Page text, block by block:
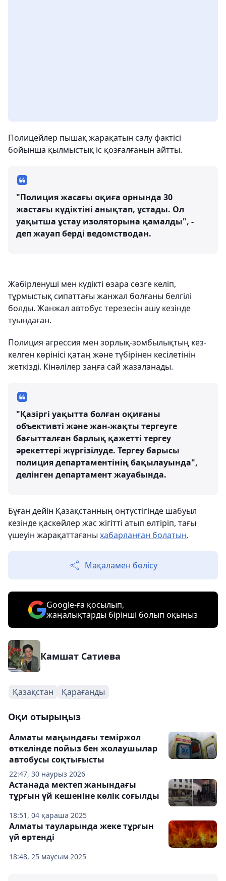
Полицейлер пышақ жарақатын салу фактісі
бойынша қылмыстық іс қозғалғанын айтты.
"Полиция жасағы оқиға орнында 30
жастағы күдіктіні анықтап, ұстады. Ол
уақытша ұстау изоляторына қамалды", -
деп жауап берді ведомстводан.
Жәбірленуші мен күдікті өзара сөзге келіп,
тұрмыстық сипаттағы жанжал болғаны белгілі
болды. Жанжал автобус терезесін ашу кезінде
туындаған.
Полиция агрессия мен зорлық-зомбылықтың кез-
келген көрінісі қатаң және түбірінен кесілетінін
жеткізді. Кінәлілер заңға сай жазаланады.
"Қазіргі уақытта болған оқиғаны
объективті және жан-жақты тергеуге
бағытталған барлық қажетті тергеу
әрекеттері жүргізілуде. Тергеу барысы
полиция департаментінің бақылауында",
делінген департамент жауабында.
Бұған дейін Қазақстанның оңтүстігінде шабуыл
кезінде қаскөйлер жас жігітті атып өлтіріп, тағы
үшеуін жарақаттағаны хабарланған болатын.
Мақаламен бөлісу
Google-ға қосылып,
жаңалықтарды бірінші болып оқыңыз
Камшат Сатиева
Қазақстан Қарағанды
Оқи отырыңыз
22:47, 30 наурыз 2026
Алматы маңындағы теміржол
өткелінде пойыз бен жолаушылар
автобусы соқтығысты
18:51, 04 қараша 2025
Астанада мектеп жанындағы
тұрғын үй кешеніне көлік соғылды
18:48, 25 маусым 2025
Алматы тауларында жеке тұрғын
үй өртенді